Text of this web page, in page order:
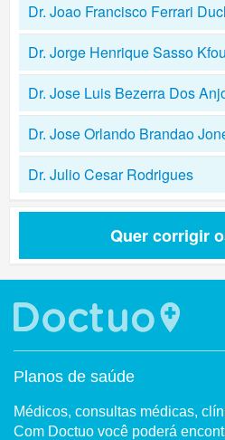
Dr. Joao Francisco Ferrari
Dr. Jorge Henrique Sasso
Dr. Jose Luis Bezerra Dos
Dr. Jose Orlando Brandao
Dr. Julio Cesar Rodrigues
Quer corrigir
Planos de saúde
Médicos, consultas médicas,
Com Doctuo você poderá